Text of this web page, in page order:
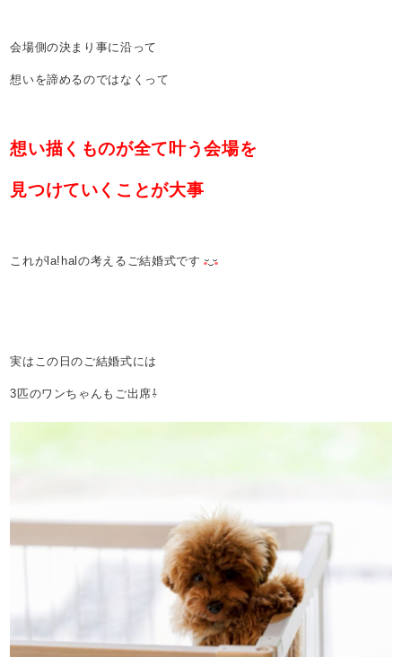
会場側の決まり事に沿って
想いを諦めるのではなくって
想い描くものが全て叶う会場を
見つけていくことが大事
これがla!halの考えるご結婚式です
実はこの日のご結婚式には
3匹のワンちゃんもご出席⇩